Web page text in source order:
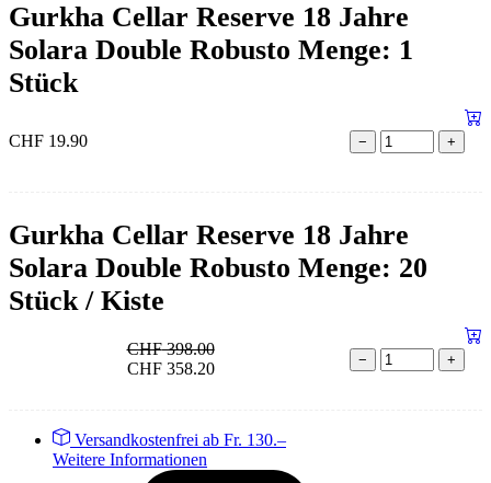
Gurkha Cellar Reserve 18 Jahre
Solara Double Robusto Menge: 1
Stück
CHF 19.90 − +
Gurkha Cellar Reserve 18 Jahre
Solara Double Robusto Menge: 20
Stück / Kiste
CHF398.00
CHF358.20 − +
Versandkostenfrei ab Fr. 130.–
Weitere Informationen